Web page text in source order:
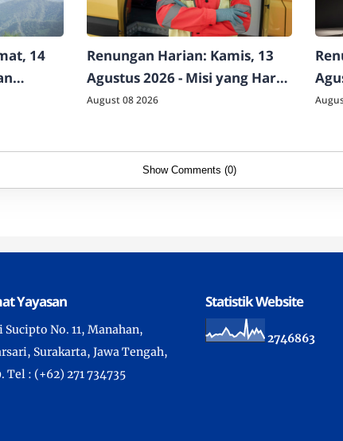
14
Renungan Harian: Kamis, 13
Agustus 2026 - Misi yang Harus
Dilakukan
August 08 2026
Show Comments (0)
Yayasan
Sucipto No. 11, Manahan,
Surakarta, Jawa Tengah,
Tel : (+62) 271 734735
Statistik Website
2746863